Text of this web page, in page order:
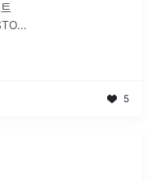
...
5